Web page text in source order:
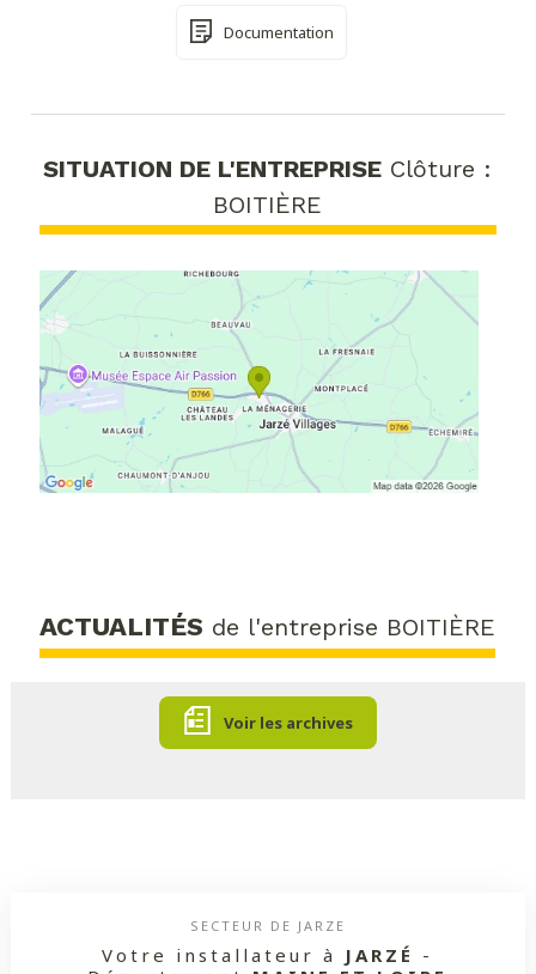
Documentation
SITUATION DE L'ENTREPRISE Clôture :
BOITIÈRE
ACTUALITÉS de l'entreprise BOITIÈRE
Voir les archives
SECTEUR DE JARZE
Votre installateur à JARZÉ -